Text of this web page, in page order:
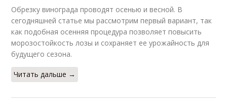
Обрезку винограда проводят осенью и весной. В
сегодняшней статье мы рассмотрим первый вариант, так
как подобная осенняя процедура позволяет повысить
морозостойкость лозы и сохраняет ее урожайность для
будущего сезона.
Читать дальше →